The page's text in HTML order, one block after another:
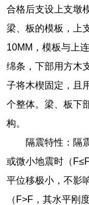
合格后支设上支墩
梁、板的模板，上
10MM，模板与上
绵条，下部用方木
子将木楔固定，且
个整体。梁、板下
构。
隔震特性：隔
或微小地震时（
平位移极小，不影
（F>F，其水平刚